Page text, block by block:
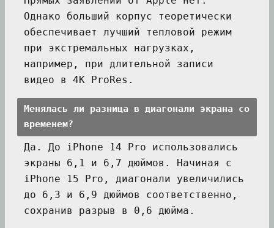
Однако больший корпус теоретически
обеспечивает лучший тепловой режим
при экстремальных нагрузках,
например, при длительной записи
видео в 4K ProRes.
Менялась ли разница в диагонали экрана со
временем?
Да. До iPhone 14 Pro использовались
экраны 6,1 и 6,7 дюймов. Начиная с
iPhone 15 Pro, диагонали увеличились
до 6,3 и 6,9 дюймов соответственно,
сохранив разрыв в 0,6 дюйма.